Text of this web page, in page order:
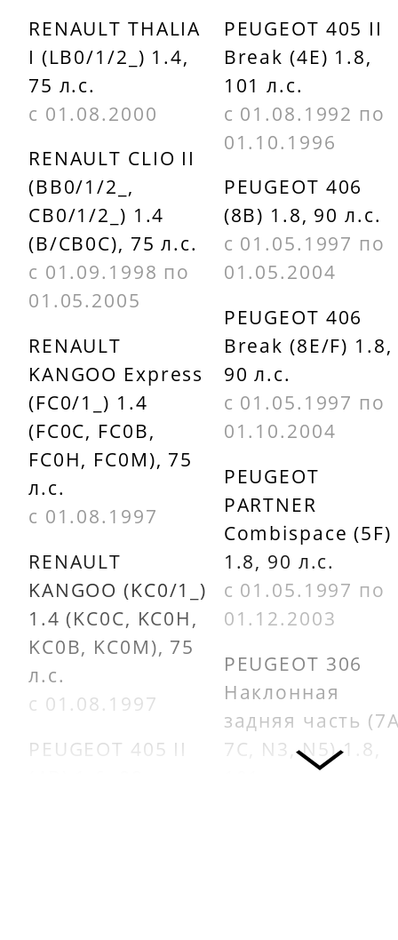
FIAAM
PA7152
FILTRON
AP080
GOODWILL
AG374
green filter
LF0371
298AP
MAHLE
08138521
RENAULT THALIA
I (LB0/1/2_) 1.4,
75 л.с.
с 01.08.2000
RENAULT CLIO II
(BB0/1/2_,
CB0/1/2_) 1.4
(B/CB0C), 75 л.с.
с 01.09.1998 по
01.05.2005
RENAULT
KANGOO Express
(FC0/1_) 1.4
(FC0C, FC0B,
FC0H, FC0M), 75
л.с.
с 01.08.1997
RENAULT
KANGOO (KC0/1_)
1.4 (KC0C, KC0H,
KC0B, KC0M), 75
л.с.
с 01.08.1997
PEUGEOT 405 II
PEUGEOT 405 II
Break (4E) 1.8,
101 л.с.
с 01.08.1992 по
01.10.1996
PEUGEOT 406
(8B) 1.8, 90 л.с.
с 01.05.1997 по
01.05.2004
PEUGEOT 406
Break (8E/F) 1.8,
90 л.с.
с 01.05.1997 по
01.10.2004
PEUGEOT
PARTNER
Combispace (5F)
1.8, 90 л.с.
с 01.05.1997 по
01.12.2003
PEUGEOT 306
Наклонная
задняя часть
7C, N3, N5) 1.8,